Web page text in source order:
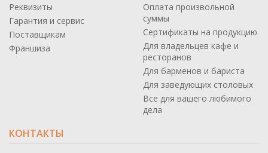
Реквизиты
Гарантия и сервис
Поставщикам
Франшиза
Оплата произвольной
суммы
Сертификаты на продукцию
Для владельцев кафе и
ресторанов
Для барменов и бариста
Для заведующих столовых
Все для вашего любимого
дела
КОНТАКТЫ